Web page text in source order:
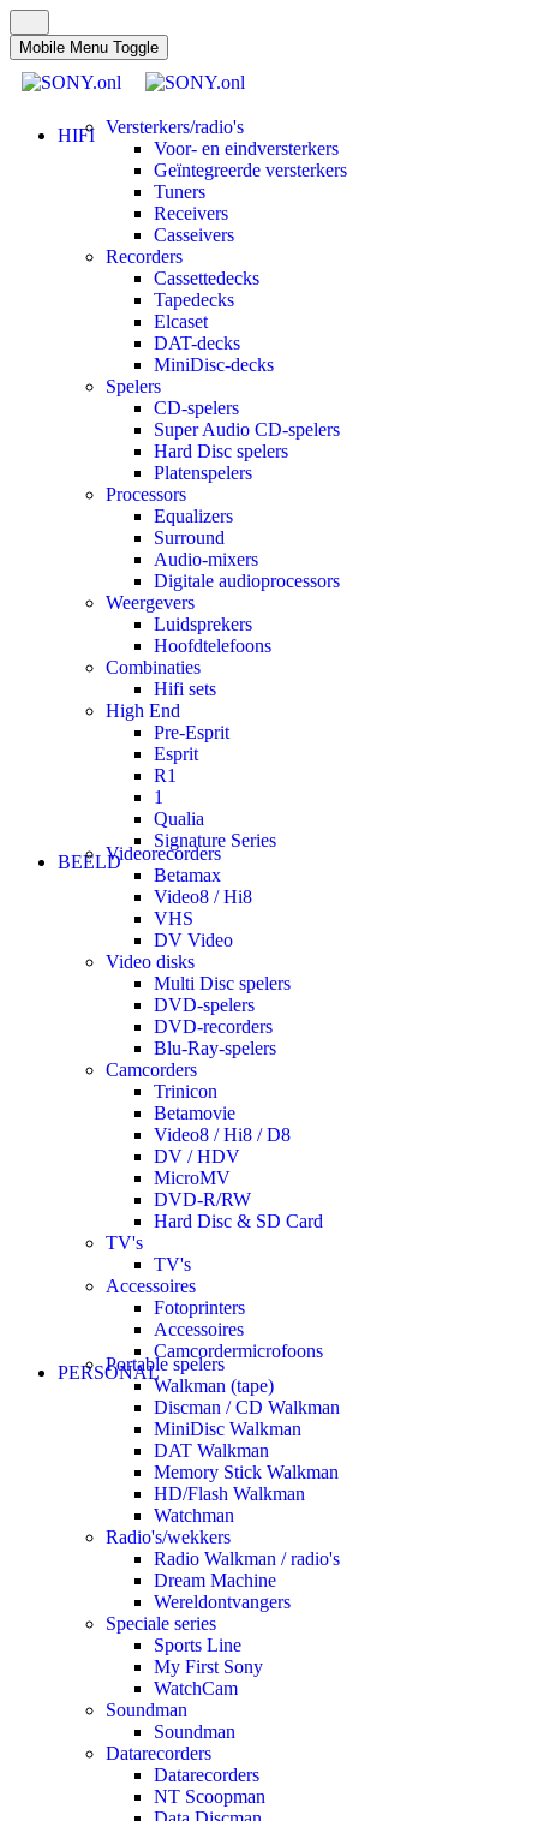
Mobile Menu Toggle
HIFI Versterkers/radio's
Voor- en eindversterkers
Geïntegreerde versterkers
Tuners
Receivers
Casseivers
Recorders
Cassettedecks
Tapedecks
Elcaset
DAT-decks
MiniDisc-decks
Spelers
CD-spelers
Super Audio CD-spelers
Hard Disc spelers
Platenspelers
Processors
Equalizers
Surround
Audio-mixers
Digitale audioprocessors
Weergevers
Luidsprekers
Hoofdtelefoons
Combinaties
Hifi sets
High End
Pre-Esprit
Esprit
R1
1
Qualia
Signature Series
BEELDVideorecorders
Betamax
Video8 / Hi8
VHS
DV Video
Video disks
Multi Disc spelers
DVD-spelers
DVD-recorders
Blu-Ray-spelers
Camcorders
Trinicon
Betamovie
Video8 / Hi8 / D8
DV / HDV
MicroMV
DVD-R/RW
Hard Disc & SD Card
TV's
TV's
Accessoires
Fotoprinters
Accessoires
Camcordermicrofoons
PERSONAL
Portable spelers
Walkman (tape)
Discman / CD Walkman
MiniDisc Walkman
DAT Walkman
Memory Stick Walkman
HD/Flash Walkman
Watchman
Radio's/wekkers
Radio Walkman / radio's
Dream Machine
Wereldontvangers
Speciale series
Sports Line
My First Sony
WatchCam
Soundman
Soundman
Datarecorders
Datarecorders
NT Scoopman